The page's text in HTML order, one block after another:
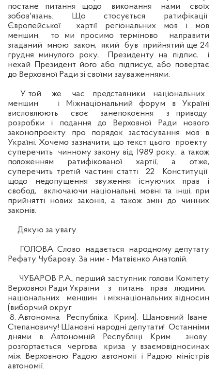
постане питання щодо виконання нами своїх
зобов'язань. Що стосується ратифікації
Європейської хартії регіональних мов і мов
меншин, то ми просимо терміново направити
згаданий мною закон, який був прийнятий ще 24
грудня минулого року, Президенту на підпис, і
нехай Президент його або підписує, або повертає
до Верховної Ради зі своїми зауваженнями.
У той же час представники національних
меншин і Міжнаціональний форум в Україні
висловлюють своє занепокоєння з приводу
розробки і подання до Верховної Ради нового
законопроекту про порядок застосування мов в
Україні. Хочемо зазначити, що текст цього проекту
суперечить чинному закону від 1989 року, а також
положенням ратифікованої хартії, а отже,
суперечить третій частині статті 22 Конституції
щодо недопущення звуження існуючих прав і
свобод, включаючи національні, мовні та інші, при
прийнятті нових законів, а також змін до чинних
законів.
Дякую за увагу.
ГОЛОВА. Слово надається народному депутату
Рефату Чубарову. За ним - Матвієнко Анатолій.
ЧУБАРОВ Р.А., перший заступник голови Комітету
Верховної Ради України з питань прав людини,
національних меншин і міжнаціональних відносин
(виборчий округ
8, Автономна Республіка Крим). Шановний Іване
Степановичу! Шановні народні депутати! Останніми
днями в Автономній Республіці Крим знову
розгортається чергова криза у взаємовідносинах
між Верховною Радою автономії і Радою міністрів
автономії.